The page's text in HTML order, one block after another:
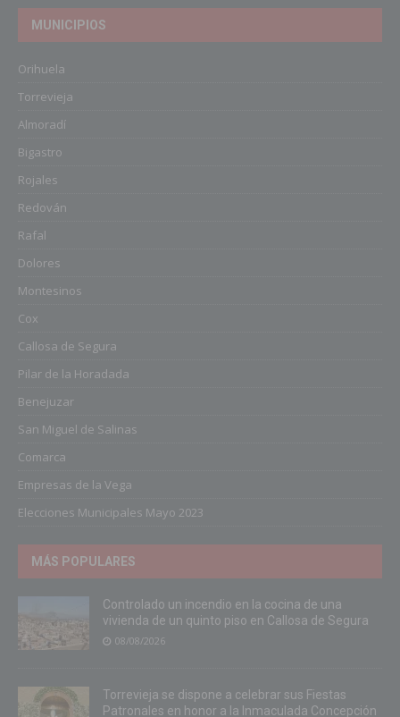
MUNICIPIOS
Orihuela
Torrevieja
Almoradí
Bigastro
Rojales
Redován
Rafal
Dolores
Montesinos
Cox
Callosa de Segura
Pilar de la Horadada
Benejuzar
San Miguel de Salinas
Comarca
Empresas de la Vega
Elecciones Municipales Mayo 2023
MÁS POPULARES
Controlado un incendio en la cocina de una
vivienda de un quinto piso en Callosa de Segura
08/08/2026
Torrevieja se dispone a celebrar sus Fiestas
Patronales en honor a la Inmaculada Concepción